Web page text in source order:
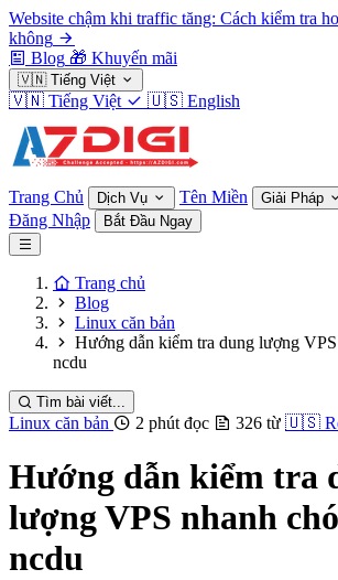
Website chậm khi traffic tăng: Cách kiểm tra
không
Blog 🎁 Khuyến mãi
🇻🇳 Tiếng Việt
🇻🇳 Tiếng Việt 🇺🇸 English
Trang Chủ Dịch Vụ Tên Miền Giải Pháp
Đăng Nhập Bắt Đầu Ngay
Trang chủ
Blog
Linux căn bản
Hướng dẫn kiểm tra dung lượng
ncdu
Tìm bài viết...
Linux căn bản 2 phút đọc 326 từ 🇺🇸
Hướng dẫn kiểm tra
lượng VPS nhanh
ncdu